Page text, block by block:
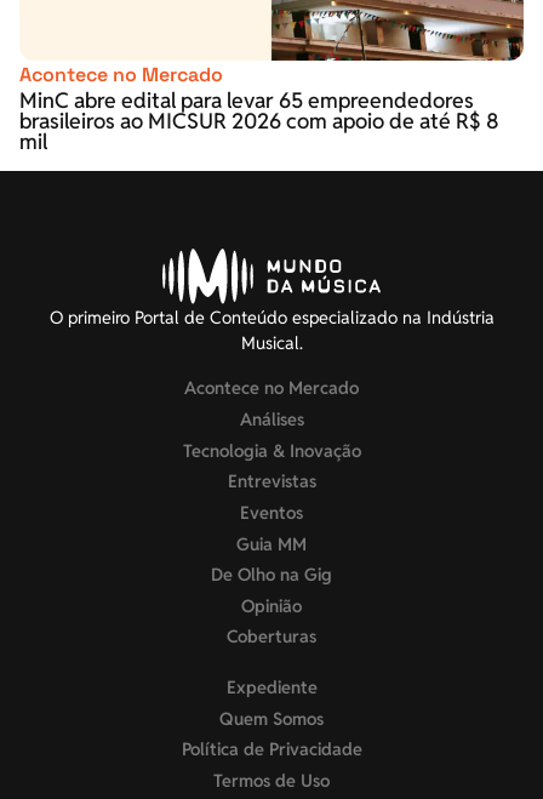
Acontece no Mercado
MinC abre edital para levar 65 empreendedores
brasileiros ao MICSUR 2026 com apoio de até R$ 8
mil
O primeiro Portal de Conteúdo especializado na Indústria
Musical.
Acontece no Mercado
Análises
Tecnologia & Inovação
Entrevistas
Eventos
Guia MM
De Olho na Gig
Opinião
Coberturas
Expediente
Quem Somos
Política de Privacidade
Termos de Uso